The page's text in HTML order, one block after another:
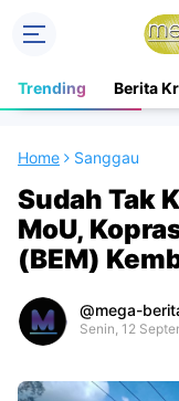
Trending Berita
Home Sanggau
Sudah Tak
MoU,
(BEM)
mega-
Senin, 12